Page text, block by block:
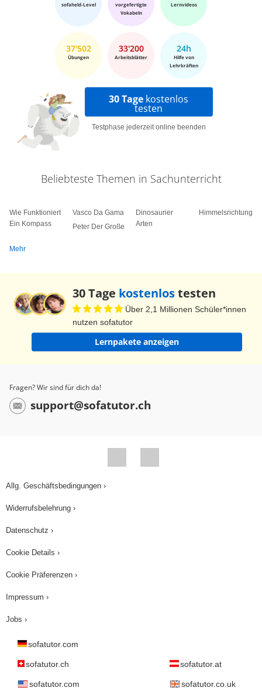
sofaheld-Level
vorgefertigte
Vokabeln
Lernvideos
37'502
Übungen
33'200
Arbeitsblätter
24h
Hilfe von
Lehrkräften
30 Tage kostenlos
testen
Testphase jederzeit online beenden
Beliebteste Themen in Sachunterricht
Wie Funktioniert
Ein Kompass
Vasco Da Gama
Peter Der Große
Dinosaurier
Arten
Himmelsrichtungen
Mehr
30 Tage kostenlostesten
Über 2,1 Millionen Schüler*innen
nutzen sofatutor
Lernpakete anzeigen
Fragen? Wir sind für dich da!
support@sofatutor.ch
Allg. Geschäftsbedingungen ›
Widerrufsbelehrung ›
Datenschutz ›
Cookie Details ›
Cookie Präferenzen ›
Impressum ›
Jobs ›
sofatutor.com
sofatutor.ch sofatutor.at
sofatutor.com sofatutor.co.uk